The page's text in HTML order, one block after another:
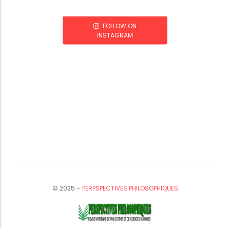
FOLLOW ON
INSTAGRAM
© 2025 –PERPSPECTIVES PHILOSOPHIQUES